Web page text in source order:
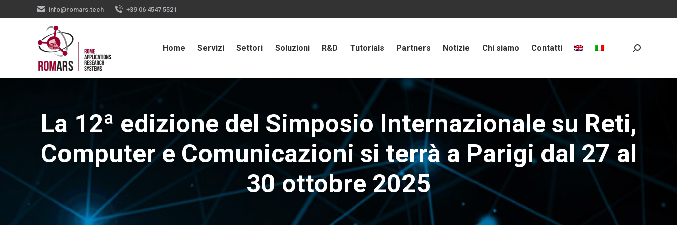
info@romars.tech +39 06 4547 5521
Home Servizi Settori Soluzioni R&D Tutorials Partners Notizie Chi siamo Contatti Search:
La 12ª edizione del Simposio Internazionale su Reti,
Computer e Comunicazioni si terrà a Parigi dal 27 al
30 ottobre 2025